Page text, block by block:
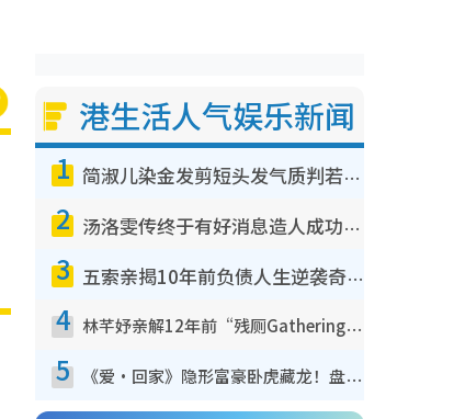
港生活人气娱乐新闻
1 简淑儿染金发剪短头发气质判若两人！吓坏老公麦大力都认不出：“你做什么？”
2 汤洛雯传终于有好消息造人成功！两大细节曝孕味极浓引猜测：大肚婆先会咁！
3 五索亲揭10年前负债人生逆袭奇迹！全靠去一地方转运后即遇上马先生
4 林芊妤亲解12年前“残厕Gathering”真相！高层解约一句话重创尊严，至今拒返TVB
5 《爱·回家》隐形富豪卧虎藏龙！盘点12位财气逼人的有钱艺人：这位美女3亿身家不愁做